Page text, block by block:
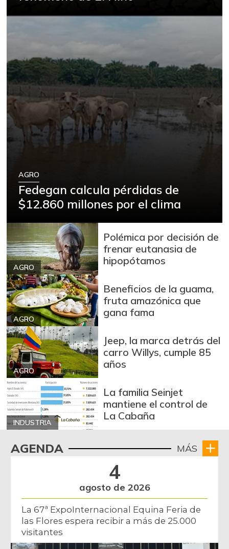
AGRO
Fedegan calcula pérdidas de
$12.860 millones por el clima
AGRO
Polémica por decisión de
frenar eutanasia de
hipopótamos
AGRO
Beneficios de la guama,
fruta amazónica que
gana fama
AGRO
Jeep, la marca detrás del
carro Willys, cumple 85
años
INDUSTRIA
La familia Seinjet
mantiene el control de
La Cabaña
AGENDA MÁS
4
agosto de 2026
La 67ª ExpoInternacional Equina Feria de
las Flores espera recibir a más de 25.000
visitantes